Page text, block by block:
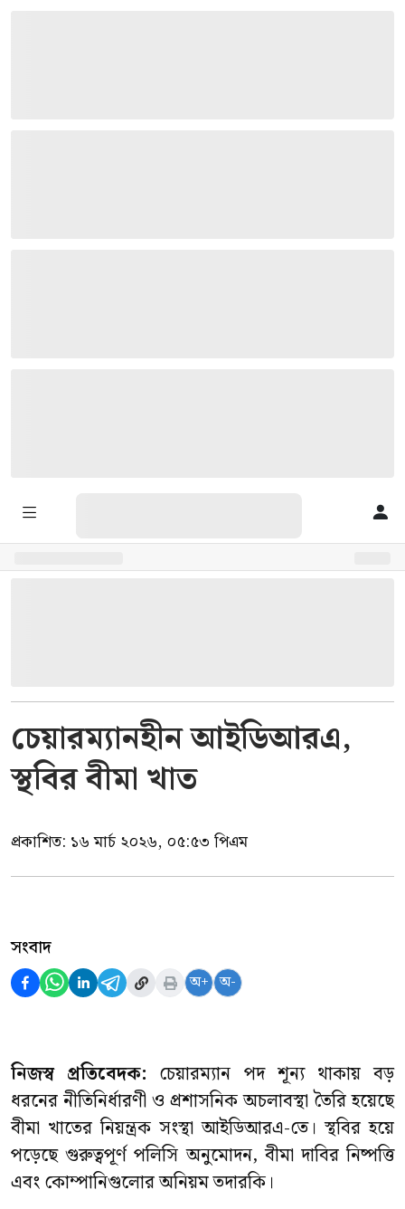
চেয়ারম্যানহীন আইডিআরএ,
স্থবির বীমা খাত
প্রকাশিত: ১৬ মার্চ ২০২৬, ০৫:৫৩ পিএম
সংবাদ
অ+ অ-
নিজস্ব প্রতিবেদক: চেয়ারম্যান পদ শূন্য থাকায় বড়
ধরনের নীতিনির্ধারণী ও প্রশাসনিক অচলাবস্থা তৈরি হয়েছে
বীমা খাতের নিয়ন্ত্রক সংস্থা আইডিআরএ-তে। স্থবির হয়ে
পড়েছে গুরুত্বপূর্ণ পলিসি অনুমোদন, বীমা দাবির নিষ্পত্তি
এবং কোম্পানিগুলোর অনিয়ম তদারকি।